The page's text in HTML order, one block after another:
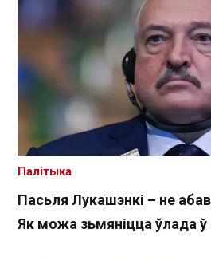
Пасьля Лукашэнкі – не
Як можа зьмяніцца ўлада ў
Палітыка